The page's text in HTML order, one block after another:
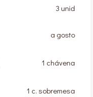
3 unid
a gosto
1 chávena
1 c. sobremesa